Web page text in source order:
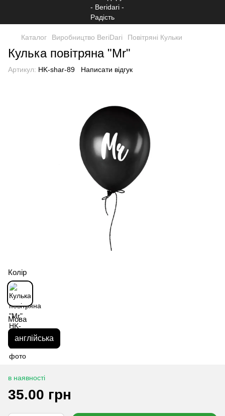
Каталог Виробництво BeriDari Повітряні Кульки
Кулька повітряна "Mr"
Артикул: HK-shar-89 Написати відгук
Колір
Мова
англійська
в наявності
35.00 грн